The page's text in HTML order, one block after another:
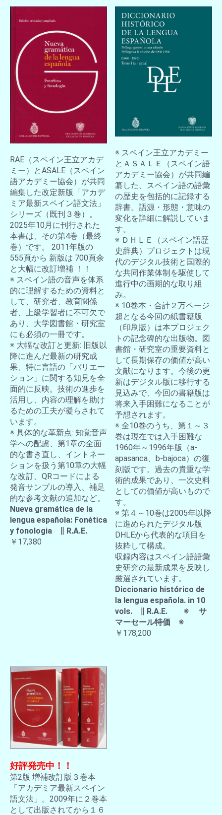
RAE（スペイン王立アカデ
ミー）とASALE（スペイン
語アカデミー協会）が共同
編集した改定新版「アカデ
ミア最新スペイン語文法」
シリーズ（既刊３巻）。
2025年10月に刊行された
本書は、その第4巻（最終
巻）です。 2011年版の
555頁から 新版は 700頁余
と大幅に改訂増補 ！！
※ スペイン語の音声を体系
的に理解するための資料と
して、研究者、教育関係
者、上級学習者に不可欠で
あり、大学図書館・研究室
にも必須の一冊です。
※ 大幅な改訂と更新: 旧版以
降に進んだ最新の研究成
果、特に言語の「バリエー
ション」に関する知見を全
面的に反映。技術の進歩を
活用し、内容の理解を助け
るための工夫が凝らされて
います。
※ 具体的な革新点: 知覚音声
学への配慮、第1章の全面
的な書き直し、イントネー
ションを扱う第10章の大幅
な改訂、QRコードによる
発音サンプルの導入、補足
的な参考文献の追加など。
Nueva gramática de la
lengua española: Fonética
y fonologia ∥ R.A.E.
￥17,380
※ スペイン王立アカデミー
とＡＳＡＬＥ（スペイン語
アカデミー協会）が共同編
纂した、スペイン語の語彙
の歴史を包括的に記録する
辞書。語源・形態・意味の
変化を詳細に解説していま
す。
※ ＤＨＬＥ（スペイン語歴
史辞典）プロジェクトは現
代のデジタル技術と国際的
な共同作業体制を駆使して
進行中の画期的な取り組
み。
※ 10巻本・合計２万ページ
超となる今回の紙書籍版
（印刷版）は本プロジェク
トの記念碑的な出版物。図
書館・研究室の重要資料と
して長期保存の価値が高い
文献になります。今後の更
新はデジタル版に移行する
見込みで、今回の書籍版は
将来入手困難になることが
予想されます。
※ 全10巻のうち、第１～３
巻は現在では入手困難な
1960年～1996年版（a-
apasanca、b-bajoca）の復
刻版です。過去の貴重な学
術的成果であり、一次史料
としての価値が高いもので
す。
※ 第４～10巻は2005年以降
に進められたデジタル版
DHLEから代表的な項目を
抜粋して構成。
収録内容はスペイン語語彙
史研究の最新成果を反映し
厳選されています。
Diccionario histórico de
la lengua española. in 10
vols. ∥ R.A.E. ※ サ
マーセール特価 ※
￥178,200
好評発売中！！
第2版 増補改訂版３巻本
「アカデミア最新スペイン
語文法」。2009年に２巻本
として出版されてから１６